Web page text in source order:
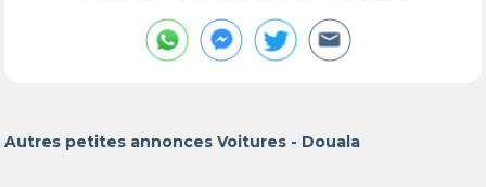
Autres petites annonces Voitures - Douala